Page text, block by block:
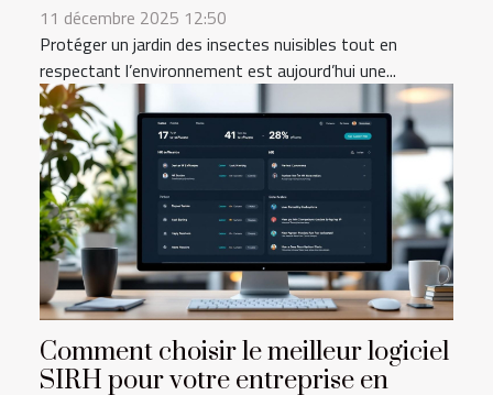
11 décembre 2025 12:50
Protéger un jardin des insectes nuisibles tout en
respectant l’environnement est aujourd’hui une...
Comment choisir le meilleur logiciel
SIRH pour votre entreprise en